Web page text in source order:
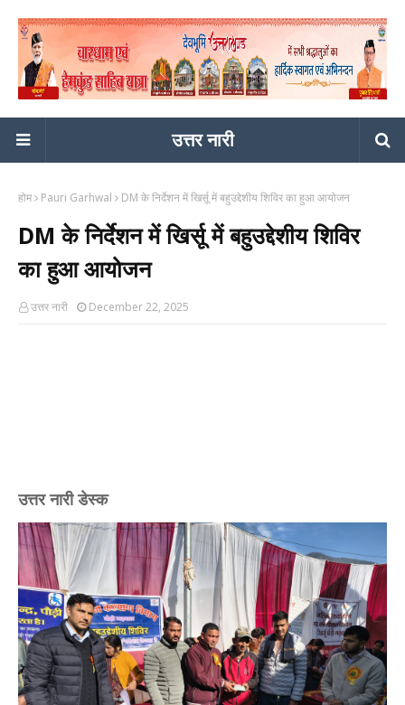
उत्तर नारी
होम Pauri Garhwal DM के निर्देशन में खिर्सू में बहुउद्देशीय शिविर का हुआ आयोजन
DM के निर्देशन में खिर्सू में बहुउद्देशीय शिविर
का हुआ आयोजन
उत्तर नारी December 22, 2025
उत्तर नारी डेस्क